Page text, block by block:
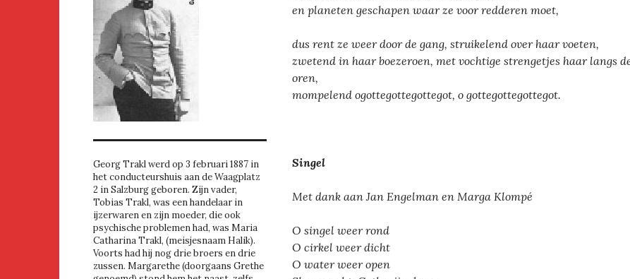
en planeten geschapen waar ze voor redderen moet,
dus rent ze weer door de gang, struikelend over haar voeten,
zwetend in haar boezeroen, met vochtige strengetjes haar langs
oren,
mompelend ogottegottegottegot, o gottegottegottegot.
Singel
Met dank aan Jan Engelman en Marga Klompé
O singel weer rond
O cirkel weer dicht
O water weer open
Georg Trakl werd op 3 februari 1887 in
het conducteurshuis aan de Waagplatz
2 in Salzburg geboren. Zijn vader,
Tobias Trakl, was een handelaar in
ijzerwaren en zijn moeder, die ook
psychische problemen had, was Maria
Catharina Trakl, (meisjesnaam Halik).
Voorts had hij nog drie broers en drie
zussen. Margarethe (doorgaans Grethe